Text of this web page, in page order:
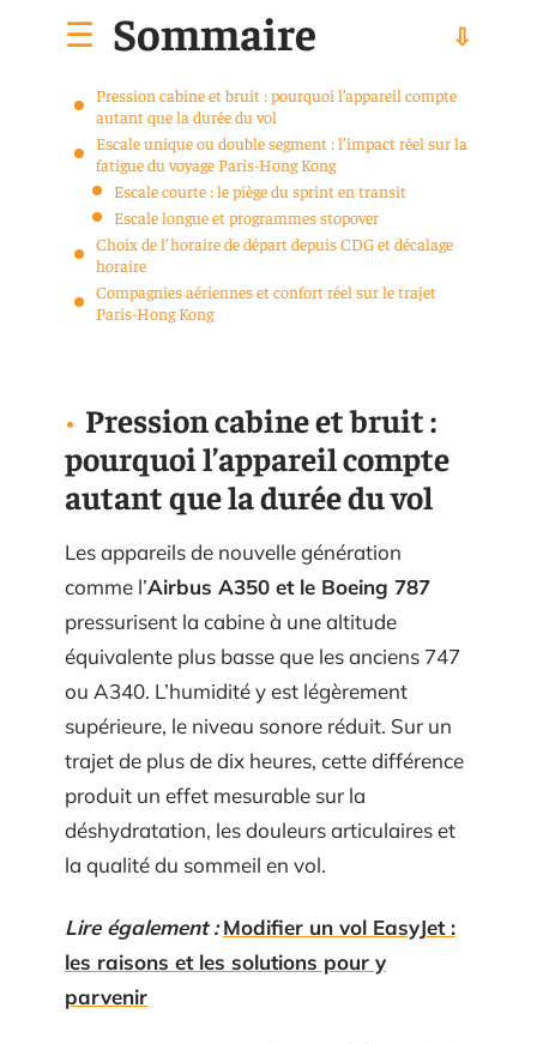
Sommaire
Pression cabine et bruit : pourquoi l’appareil compte
autant que la durée du vol
Escale unique ou double segment : l’impact réel sur la
fatigue du voyage Paris-Hong Kong
Escale courte : le piège du sprint en transit
Escale longue et programmes stopover
Choix de l’horaire de départ depuis CDG et décalage
horaire
Compagnies aériennes et confort réel sur le trajet
Paris-Hong Kong
Pression cabine et bruit :
pourquoi l’appareil compte
autant que la durée du vol
Les appareils de nouvelle génération
comme l’Airbus A350 et le Boeing 787
pressurisent la cabine à une altitude
équivalente plus basse que les anciens 747
ou A340. L’humidité y est légèrement
supérieure, le niveau sonore réduit. Sur un
trajet de plus de dix heures, cette différence
produit un effet mesurable sur la
déshydratation, les douleurs articulaires et
la qualité du sommeil en vol.
Lire également : Modifier un vol EasyJet :
les raisons et les solutions pour y
parvenir